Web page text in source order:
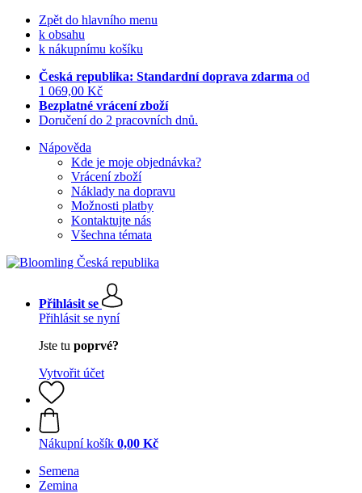
Zpět do hlavního menu
k obsahu
k nákupnímu košíku
Česká republika: Standardní doprava zdarma od
1 069,00 Kč
Bezplatné vrácení zboží
Doručení do 2 pracovních dnů.
Nápověda
Kde je moje objednávka?
Vrácení zboží
Náklady na dopravu
Možnosti platby
Kontaktujte nás
Všechna témata
Přihlásit se
Přihlásit se nyní
Jste tu poprvé?
Vytvořit účet
Nákupní košík 0,00 Kč
Semena
Zemina